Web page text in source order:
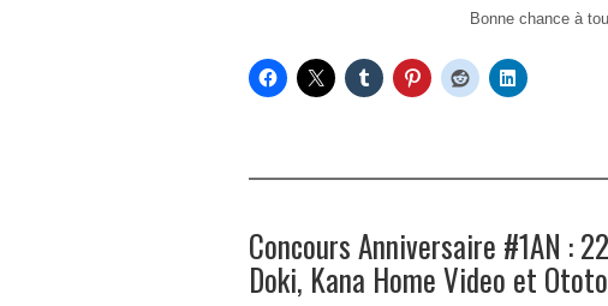
Bonne chance à
Concours Anniversaire #1AN :
Doki, Kana Home Video et